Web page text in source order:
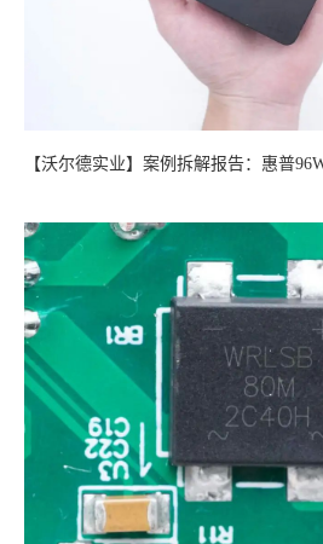
【沃尔德实业】案例拆解报告：惠普